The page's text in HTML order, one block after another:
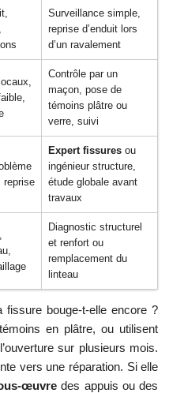
Surveillance simple,
reprise d’enduit lors
d’un ravalement
Contrôle par un
maçon, pose de
témoins plâtre ou
verre, suivi
reprise
Expert fissuresou
ingénieur structure,
étude globale avant
travaux
Diagnostic structurel
et renfort ou
remplacement du
linteau
bouge-t-elle encore ?
en plâtre, ou utilisent
sur plusieurs mois.
vers une réparation. Si elle
œuvre des appuis ou des